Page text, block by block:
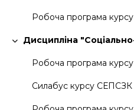
Робоча програма курсу
Collapse
Силабус курсу СЕПСЗК
Contact us